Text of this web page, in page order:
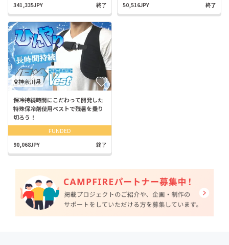
341,335JPY 終了 50,516JPY 終了
神奈川県
保冷持続時間にこだわって開発した
特殊保冷剤使用ベストで残暑を乗り
切ろう！
FUNDED
90,068JPY 終了